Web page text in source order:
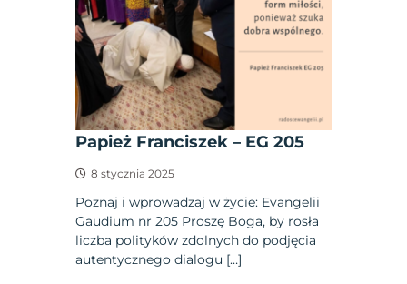
Papież Franciszek – EG 205
8 stycznia 2025
Poznaj i wprowadzaj w życie: Evangelii
Gaudium nr 205 Proszę Boga, by rosła
liczba polityków zdolnych do podjęcia
autentycznego dialogu […]